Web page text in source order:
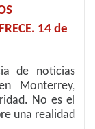
14 de
de noticias
Monterrey,
No es el
una realidad